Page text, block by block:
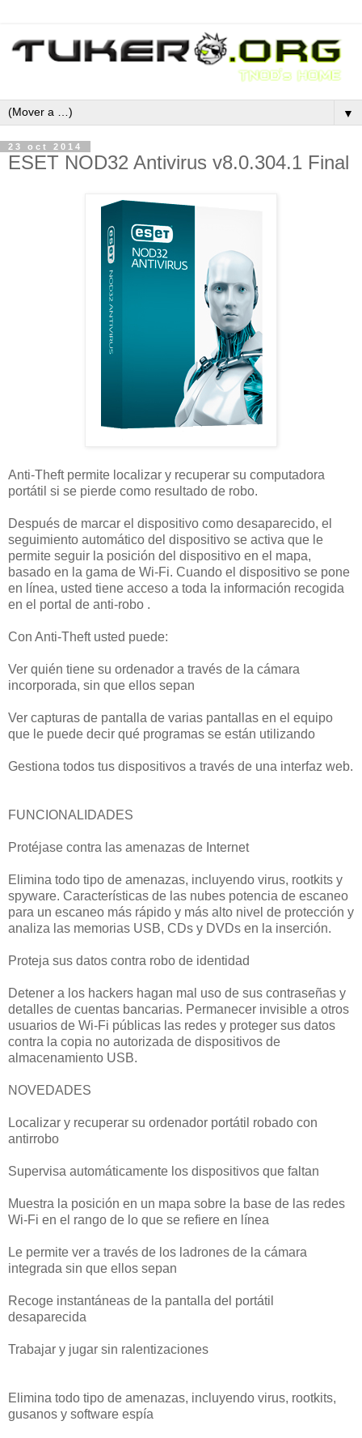
▼
23 oct 2014
ESET NOD32 Antivirus v8.0.304.1 Final
Anti-Theft permite localizar y recuperar su computadora
portátil si se pierde como resultado de robo.
Después de marcar el dispositivo como desaparecido, el
seguimiento automático del dispositivo se activa que le
permite seguir la posición del dispositivo en el mapa,
basado en la gama de Wi-Fi. Cuando el dispositivo se pone
en línea, usted tiene acceso a toda la información recogida
en el portal de anti-robo .
Con Anti-Theft usted puede:
Ver quién tiene su ordenador a través de la cámara
incorporada, sin que ellos sepan
Ver capturas de pantalla de varias pantallas en el equipo
que le puede decir qué programas se están utilizando
Gestiona todos tus dispositivos a través de una interfaz web.
FUNCIONALIDADES
Protéjase contra las amenazas de Internet
Elimina todo tipo de amenazas, incluyendo virus, rootkits y
spyware. Características de las nubes potencia de escaneo
para un escaneo más rápido y más alto nivel de protección y
analiza las memorias USB, CDs y DVDs en la inserción.
Proteja sus datos contra robo de identidad
Detener a los hackers hagan mal uso de sus contraseñas y
detalles de cuentas bancarias. Permanecer invisible a otros
usuarios de Wi-Fi públicas las redes y proteger sus datos
contra la copia no autorizada de dispositivos de
almacenamiento USB.
NOVEDADES
Localizar y recuperar su ordenador portátil robado con
antirrobo
Supervisa automáticamente los dispositivos que faltan
Muestra la posición en un mapa sobre la base de las redes
Wi-Fi en el rango de lo que se refiere en línea
Le permite ver a través de los ladrones de la cámara
integrada sin que ellos sepan
Recoge instantáneas de la pantalla del portátil
desaparecida
Trabajar y jugar sin ralentizaciones
Elimina todo tipo de amenazas, incluyendo virus, rootkits,
gusanos y software espía